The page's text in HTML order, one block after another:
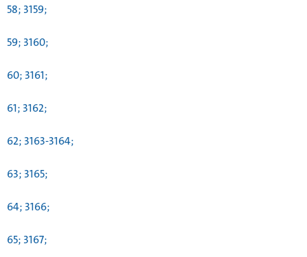
58; 3159;
59; 3160;
60; 3161;
61; 3162;
62; 3163-3164;
63; 3165;
64; 3166;
65; 3167;